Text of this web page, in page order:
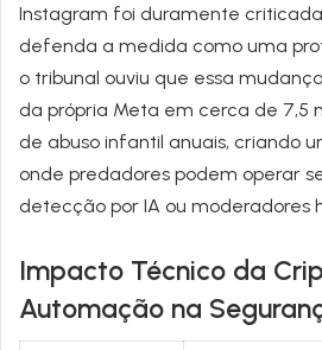
Instagram foi duramente criticada.
defenda a medida como uma
o tribunal ouviu que essa
da própria Meta em cerca de 7,5
de abuso infantil anuais, criando
onde predadores podem operar
detecção por IA ou moderadores
Impacto Técnico da
Automação na